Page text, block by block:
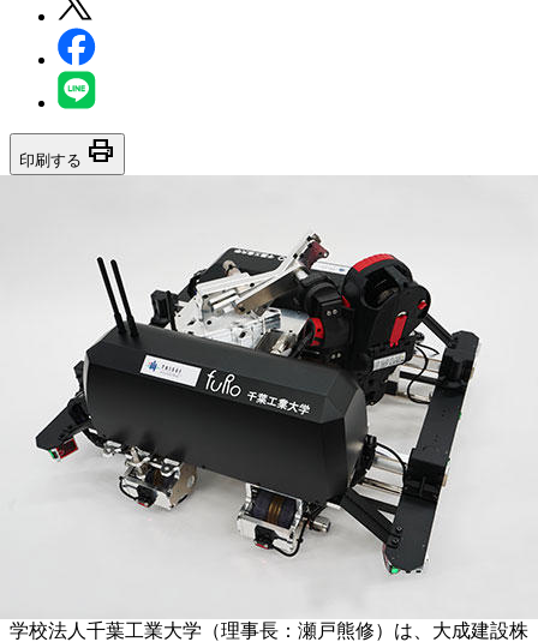
印刷する print
学校法人千葉工業大学（理事長：瀬戸熊修）は、大成建設株